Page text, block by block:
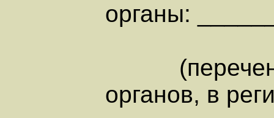
органы:
(перечень
органов, в